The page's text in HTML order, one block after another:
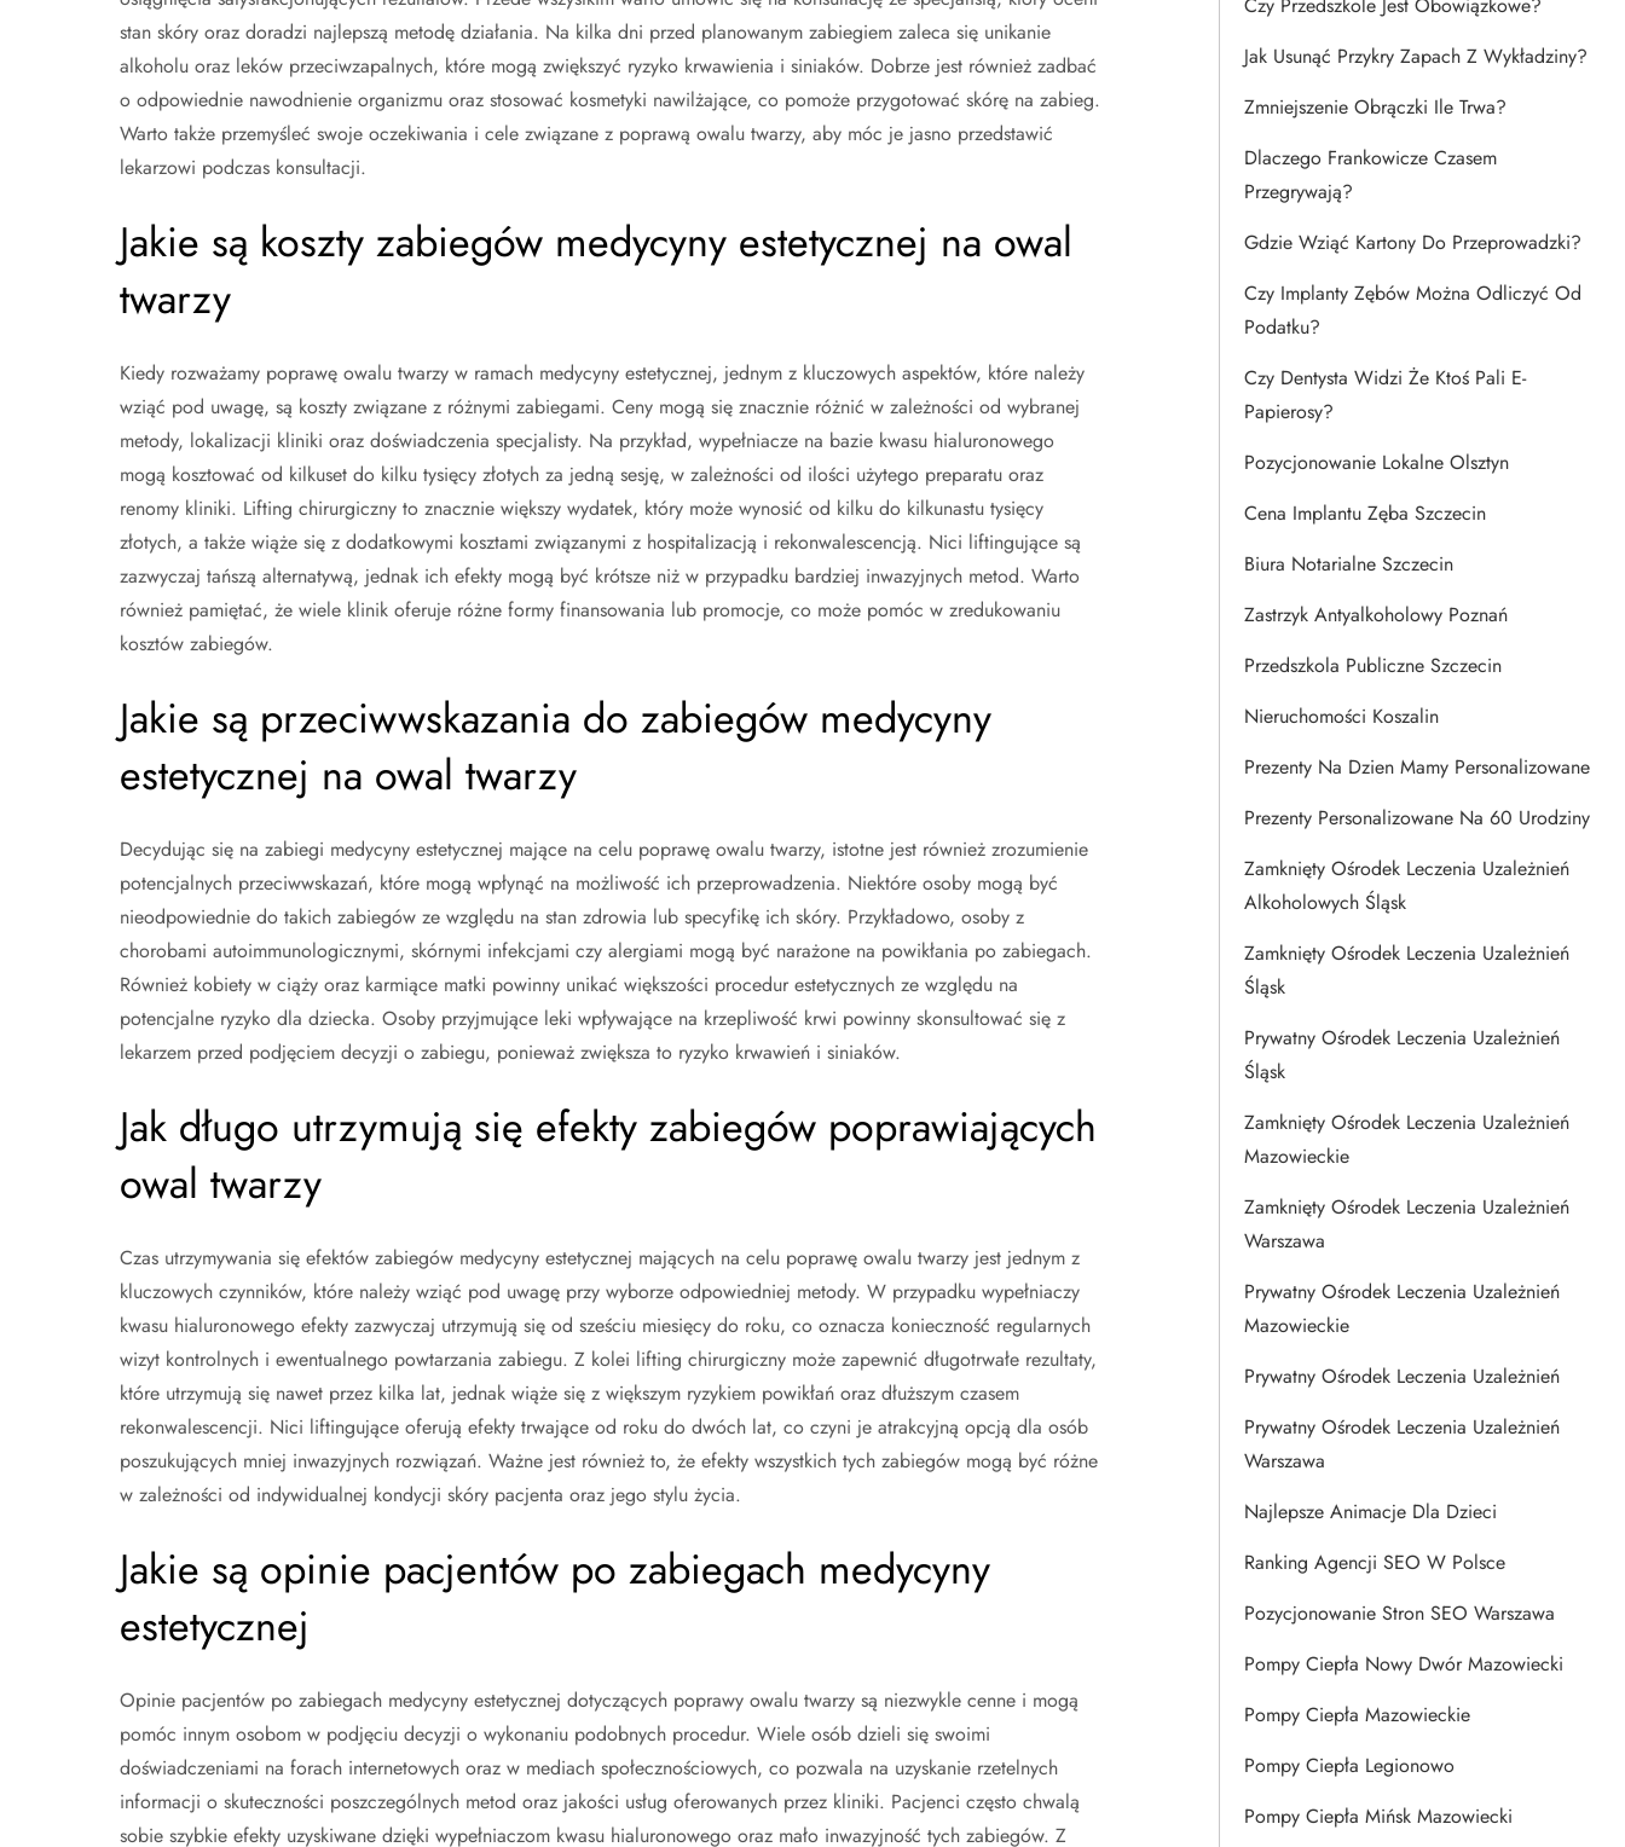
stan skóry oraz doradzi najlepszą metodę działania. Na kilka dni przed planowanym zabiegiem zaleca się unikanie
alkoholu oraz leków przeciwzapalnych, które mogą zwiększyć ryzyko krwawienia i siniaków. Dobrze jest również zadbać
o odpowiednie nawodnienie organizmu oraz stosować kosmetyki nawilżające, co pomoże przygotować skórę na zabieg.
Warto także przemyśleć swoje oczekiwania i cele związane z poprawą owalu twarzy, aby móc je jasno przedstawić
lekarzowi podczas konsultacji.
Jakie są koszty zabiegów medycyny estetycznej na owal
twarzy
Kiedy rozważamy poprawę owalu twarzy w ramach medycyny estetycznej, jednym z kluczowych aspektów, które należy
wziąć pod uwagę, są koszty związane z różnymi zabiegami. Ceny mogą się znacznie różnić w zależności od wybranej
metody, lokalizacji kliniki oraz doświadczenia specjalisty. Na przykład, wypełniacze na bazie kwasu hialuronowego
mogą kosztować od kilkuset do kilku tysięcy złotych za jedną sesję, w zależności od ilości użytego preparatu oraz
renomy kliniki. Lifting chirurgiczny to znacznie większy wydatek, który może wynosić od kilku do kilkunastu tysięcy
złotych, a także wiąże się z dodatkowymi kosztami związanymi z hospitalizacją i rekonwalescencją. Nici liftingujące są
zazwyczaj tańszą alternatywą, jednak ich efekty mogą być krótsze niż w przypadku bardziej inwazyjnych metod. Warto
również pamiętać, że wiele klinik oferuje różne formy finansowania lub promocje, co może pomóc w zredukowaniu
kosztów zabiegów.
Jakie są przeciwwskazania do zabiegów medycyny
estetycznej na owal twarzy
Decydując się na zabiegi medycyny estetycznej mające na celu poprawę owalu twarzy, istotne jest również zrozumienie
potencjalnych przeciwwskazań, które mogą wpłynąć na możliwość ich przeprowadzenia. Niektóre osoby mogą być
nieodpowiednie do takich zabiegów ze względu na stan zdrowia lub specyfikę ich skóry. Przykładowo, osoby z
chorobami autoimmunologicznymi, skórnymi infekcjami czy alergiami mogą być narażone na powikłania po zabiegach.
Również kobiety w ciąży oraz karmiące matki powinny unikać większości procedur estetycznych ze względu na
potencjalne ryzyko dla dziecka. Osoby przyjmujące leki wpływające na krzepliwość krwi powinny skonsultować się z
lekarzem przed podjęciem decyzji o zabiegu, ponieważ zwiększa to ryzyko krwawień i siniaków.
Jak długo utrzymują się efekty zabiegów poprawiających
owal twarzy
Czas utrzymywania się efektów zabiegów medycyny estetycznej mających na celu poprawę owalu twarzy jest jednym z
kluczowych czynników, które należy wziąć pod uwagę przy wyborze odpowiedniej metody. W przypadku wypełniaczy
kwasu hialuronowego efekty zazwyczaj utrzymują się od sześciu miesięcy do roku, co oznacza konieczność regularnych
wizyt kontrolnych i ewentualnego powtarzania zabiegu. Z kolei lifting chirurgiczny może zapewnić długotrwałe rezultaty,
które utrzymują się nawet przez kilka lat, jednak wiąże się z większym ryzykiem powikłań oraz dłuższym czasem
rekonwalescencji. Nici liftingujące oferują efekty trwające od roku do dwóch lat, co czyni je atrakcyjną opcją dla osób
poszukujących mniej inwazyjnych rozwiązań. Ważne jest również to, że efekty wszystkich tych zabiegów mogą być różne
w zależności od indywidualnej kondycji skóry pacjenta oraz jego stylu życia.
Jakie są opinie pacjentów po zabiegach medycyny
estetycznej
Opinie pacjentów po zabiegach medycyny estetycznej dotyczących poprawy owalu twarzy są niezwykle cenne i mogą
pomóc innym osobom w podjęciu decyzji o wykonaniu podobnych procedur. Wiele osób dzieli się swoimi
doświadczeniami na forach internetowych oraz w mediach społecznościowych, co pozwala na uzyskanie rzetelnych
informacji o skuteczności poszczególnych metod oraz jakości usług oferowanych przez kliniki. Pacjenci często chwalą
sobie szybkie efekty uzyskiwane dzięki wypełniaczom kwasu hialuronowego oraz mało inwazyjność tych zabiegów. Z
Jak Usunąć Przykry Zapach Z Wykładziny?
Zmniejszenie Obrączki Ile Trwa?
Dlaczego Frankowicze Czasem
Przegrywają?
Gdzie Wziąć Kartony Do Przeprowadzki?
Czy Implanty Zębów Można Odliczyć Od
Podatku?
Czy Dentysta Widzi Że Ktoś Pali E-
Papierosy?
Pozycjonowanie Lokalne Olsztyn
Cena Implantu Zęba Szczecin
Biura Notarialne Szczecin
Zastrzyk Antyalkoholowy Poznań
Przedszkola Publiczne Szczecin
Nieruchomości Koszalin
Prezenty Na Dzien Mamy Personalizowane
Prezenty Personalizowane Na 60 Urodziny
Zamknięty Ośrodek Leczenia Uzależnień
Alkoholowych Śląsk
Zamknięty Ośrodek Leczenia Uzależnień
Śląsk
Prywatny Ośrodek Leczenia Uzależnień
Śląsk
Zamknięty Ośrodek Leczenia Uzależnień
Mazowieckie
Zamknięty Ośrodek Leczenia Uzależnień
Warszawa
Prywatny Ośrodek Leczenia Uzależnień
Mazowieckie
Prywatny Ośrodek Leczenia Uzależnień
Prywatny Ośrodek Leczenia Uzależnień
Warszawa
Najlepsze Animacje Dla Dzieci
Ranking Agencji SEO W Polsce
Pozycjonowanie Stron SEO Warszawa
Pompy Ciepła Nowy Dwór Mazowiecki
Pompy Ciepła Mazowieckie
Pompy Ciepła Legionowo
Pompy Ciepła Mińsk Mazowiecki